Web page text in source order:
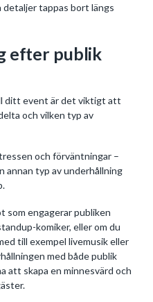
tappas bort längs
efter publik
ditt event är det viktigt att
och vilken typ av
och förväntningar –
typ av underhållning
som engagerar publiken
komiker, eller om du
till exempel livemusik eller
med både publik
att skapa en minnesvärd och